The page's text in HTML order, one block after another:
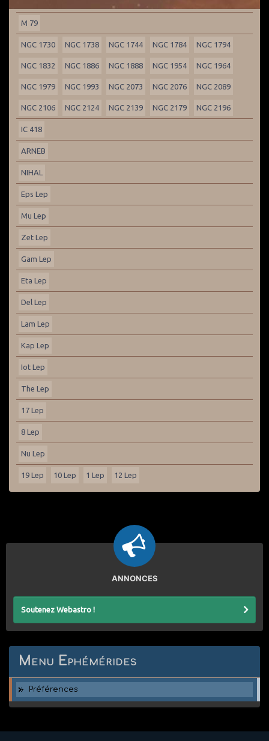
M 79
NGC 1730 NGC 1738 NGC 1744 NGC 1784 NGC 1794
NGC 1832 NGC 1886 NGC 1888 NGC 1954 NGC 1964
NGC 1979 NGC 1993 NGC 2073 NGC 2076 NGC 2089
NGC 2106 NGC 2124 NGC 2139 NGC 2179 NGC 2196
IC 418
ARNEB
NIHAL
Eps Lep
Mu Lep
Zet Lep
Gam Lep
Eta Lep
Del Lep
Lam Lep
Kap Lep
Iot Lep
The Lep
17 Lep
8 Lep
Nu Lep
19 Lep 10 Lep 1 Lep 12 Lep
ANNONCES
Soutenez Webastro !
Menu Ephémérides
Préférences